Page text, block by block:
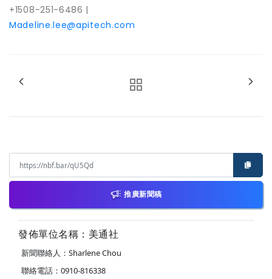
+1508-251-6486 |
Madeline.lee@apitech.com
推廣新聞稿
發佈單位名稱：美通社
新聞聯絡人：Sharlene Chou
聯絡電話：0910-816338